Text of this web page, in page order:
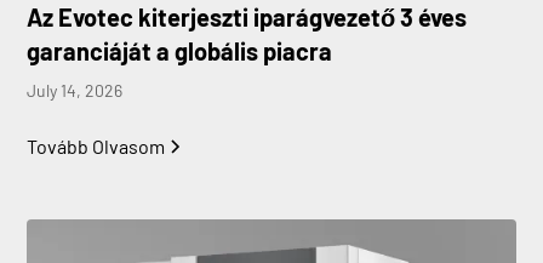
Az Evotec kiterjeszti iparágvezető 3 éves
garanciáját a globális piacra
July 14, 2026
Tovább Olvasom